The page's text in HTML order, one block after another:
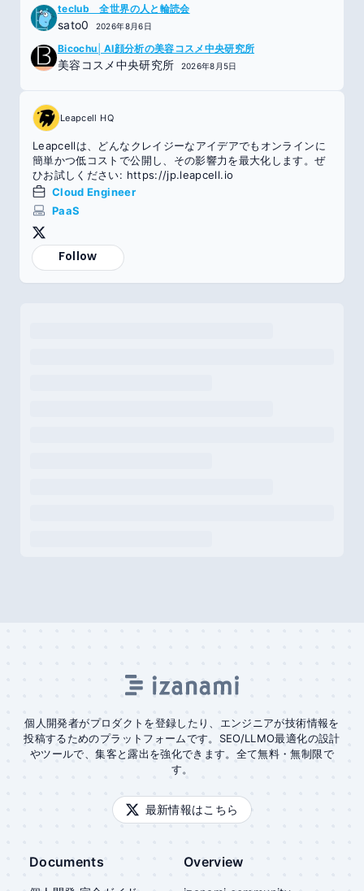
teclub 全世界の人と輪読会
sato0 2026年8月6日
Bicochu│AI顔分析の美容コスメ中央研究所
美容コスメ中央研究所 2026年8月5日
Leapcell HQ
Leapcellは、どんなクレイジーなアイデアでもオンラインに
簡単かつ低コストで公開し、その影響力を最大化します。ぜ
ひお試しください: https://jp.leapcell.io
Cloud Engineer
PaaS
Follow
個人開発者がプロダクトを登録したり、エンジニアが技術情報を
投稿するためのプラットフォームです。SEO/LLMO最適化の設計
やツールで、集客と露出を強化できます。全て無料・無制限で
す。
最新情報はこちら
Documents Overview